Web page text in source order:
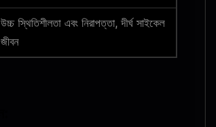
উচ্চ স্থিতিশীলতা এবং নিরাপত্তা, দীর্ঘ সাইকেল
জীবন